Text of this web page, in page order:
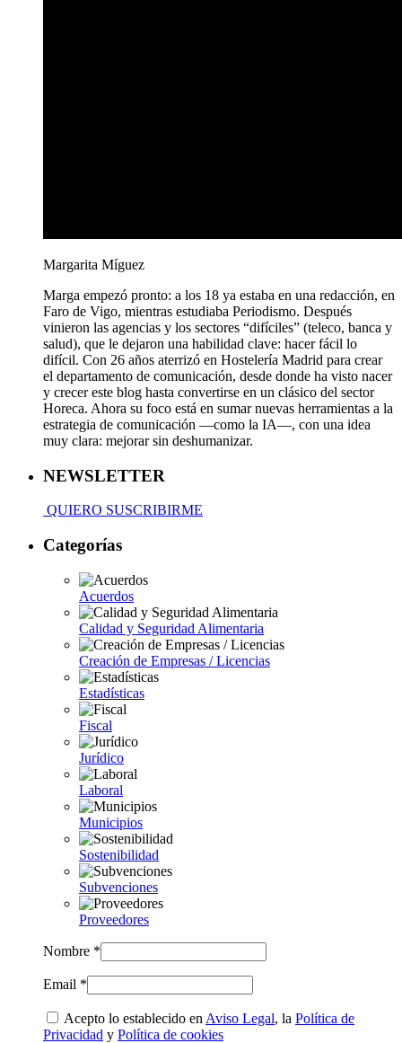
Margarita Míguez
Marga empezó pronto: a los 18 ya estaba en una redacción, en
Faro de Vigo, mientras estudiaba Periodismo. Después
vinieron las agencias y los sectores “difíciles” (teleco, banca y
salud), que le dejaron una habilidad clave: hacer fácil lo
difícil. Con 26 años aterrizó en Hostelería Madrid para crear
el departamento de comunicación, desde donde ha visto nacer
y crecer este blog hasta convertirse en un clásico del sector
Horeca. Ahora su foco está en sumar nuevas herramientas a la
estrategia de comunicación —como la IA—, con una idea
muy clara: mejorar sin deshumanizar.
NEWSLETTER
QUIERO SUSCRIBIRME
Categorías
Acuerdos
Calidad y Seguridad Alimentaria
Creación de Empresas / Licencias
Estadísticas
Fiscal
Jurídico
Laboral
Municipios
Sostenibilidad
Subvenciones
Proveedores
Nombre *
Email *
Acepto lo establecido en Aviso Legal, la Política de
Privacidad y Política de cookies